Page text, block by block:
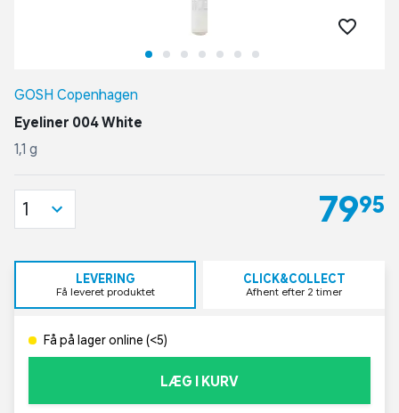
GOSH Copenhagen
Eyeliner 004 White
1,1 g
79,95
1
LEVERING
Få leveret produktet
CLICK&COLLECT
Afhent efter 2 timer
Få på lager online (<5)
LÆG I KURV